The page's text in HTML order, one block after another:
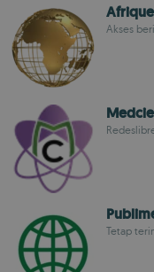
Akses
Tetap